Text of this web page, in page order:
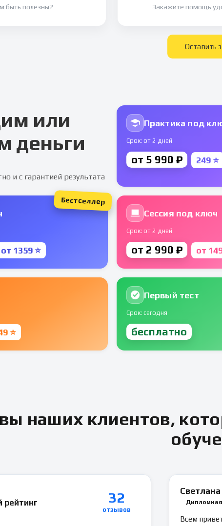
быть полезны? Закажите помощь
Оставить
или
деньги
и с гарантией результата
Практика под
Срок: от 2 дней
от 5 990 ₽ 249 ⭐
от 1359 ⭐
Бестселлер
Сессия под ключ
Срок: от 2 дней
от 2 990 ₽ от
⭐
Первый тест
Срок: сегодня
бесплатно
наших клиентов,
рейтинг 32
отзывов
Светлана
Всем